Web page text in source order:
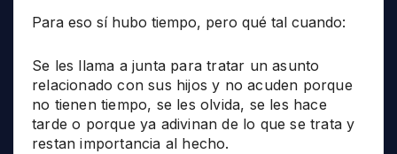
Para eso sí hubo tiempo, pero qué tal cuando:
Se les llama a junta para tratar un asunto
relacionado con sus hijos y no acuden porque
no tienen tiempo, se les olvida, se les hace
tarde o porque ya adivinan de lo que se trata y
restan importancia al hecho.